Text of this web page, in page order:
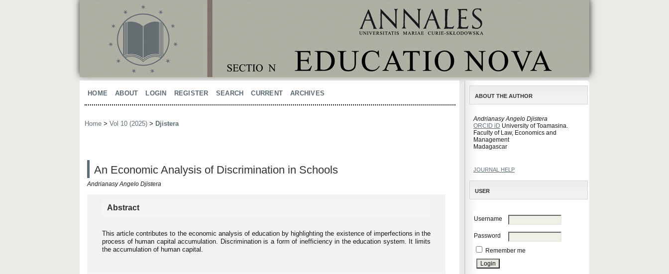
ABOUT THE AUTHOR
Andrianasy Angelo Djistera
ORCID iD University of Toamasina.
Faculty of Law, Economics and
Management
Madagascar
JOURNAL HELP
USER
Username
Password
Remember me
HOME ABOUT LOGIN REGISTER SEARCH CURRENT ARCHIVES
Home > Vol 10 (2025) > Djistera
An Economic Analysis of Discrimination in Schools
Andrianasy Angelo Djistera
Abstract
This article contributes to the economic analysis of education by highlighting the existence of imperfections in the
process of human capital accumulation. Discrimination is a form of inefficiency in the education system. It limits
the accumulation of human capital.